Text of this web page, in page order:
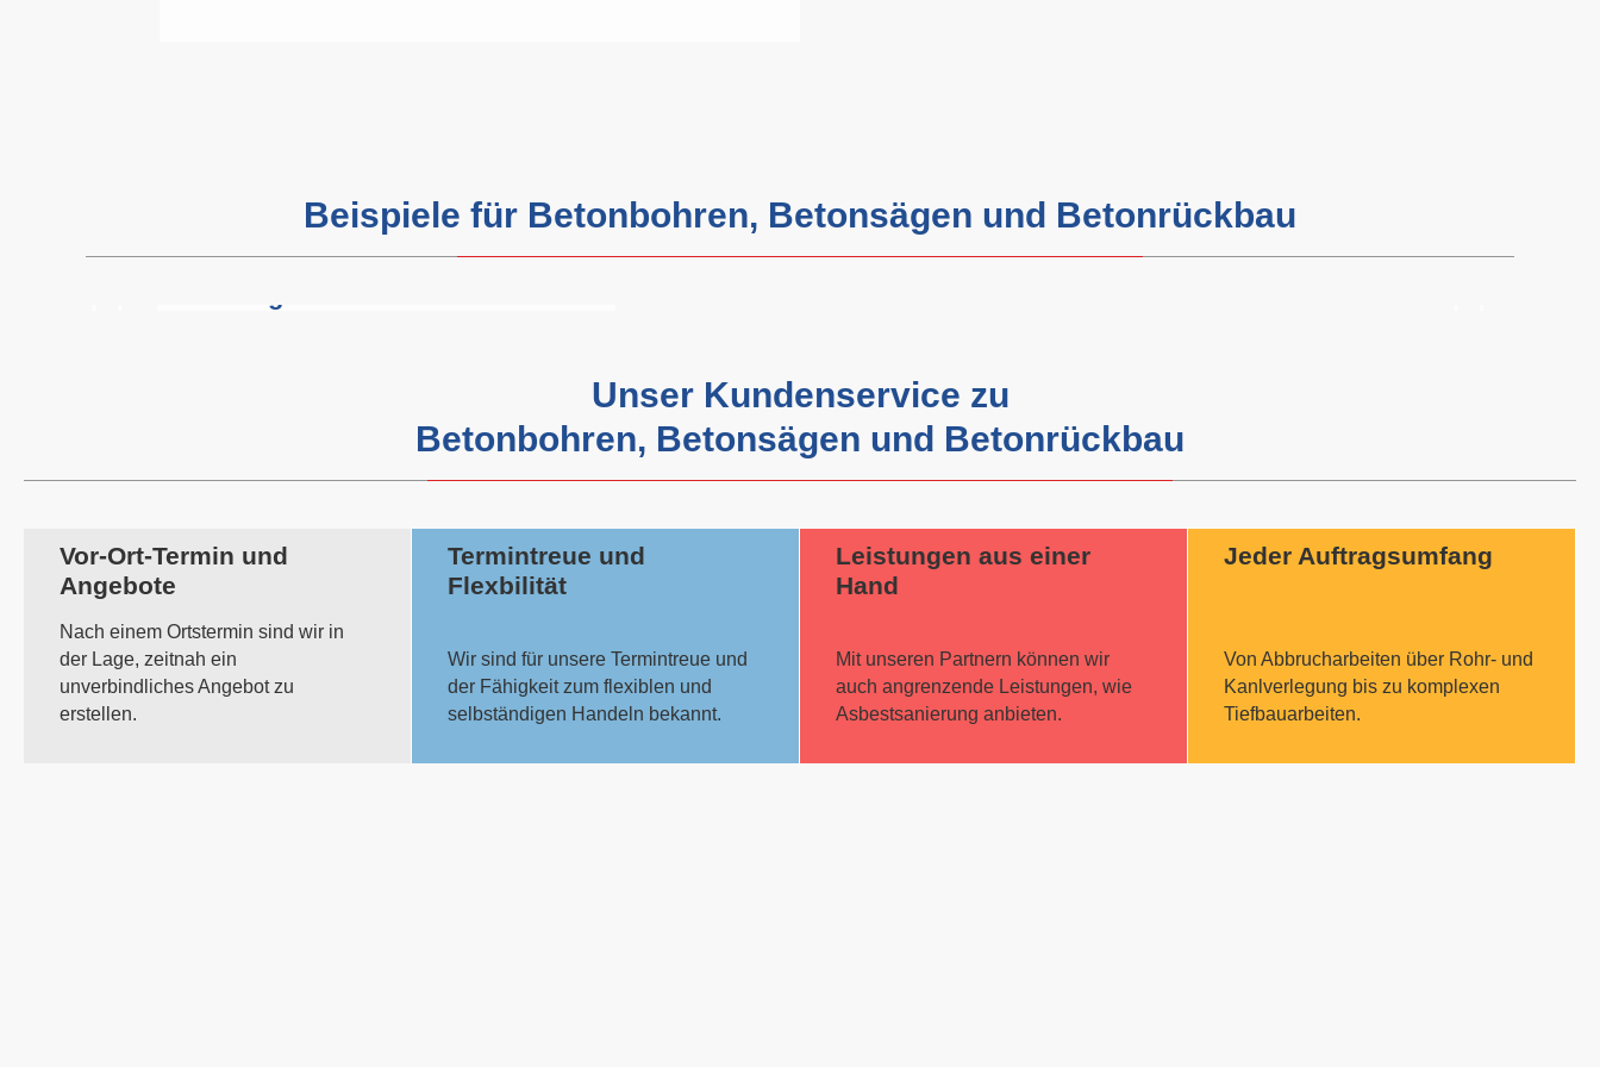
Beispiele für Betonbohren, Betonsägen und Betonrückbau
• • • • • • • • • • •
Unser Kundenservice zu
Betonbohren, Betonsägen und Betonrückbau
Vor-Ort-Termin und
Angebote
Nach einem Ortstermin sind wir in
der Lage, zeitnah ein
unverbindliches Angebot zu
erstellen.
Termintreue und
Flexbilität
Wir sind für unsere Termintreue und
der Fähigkeit zum flexiblen und
selbständigen Handeln bekannt.
Leistungen aus einer
Hand
Mit unseren Partnern können wir
auch angrenzende Leistungen, wie
Asbestsanierung anbieten.
Jeder Auftragsumfang
Von Abbrucharbeiten über Rohr- und
Kanlverlegung bis zu komplexen
Tiefbauarbeiten.